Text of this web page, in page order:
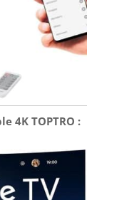
à votre
au mur ou au
pouce est
le fixer sur un
ou au mur.
colors and
friends are
is a
world.
4K TOPTRO :